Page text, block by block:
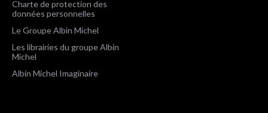
Charte de protection des
données personnelles
Le Groupe Albin Michel
Les librairies du groupe Albin
Michel
Albin Michel Imaginaire